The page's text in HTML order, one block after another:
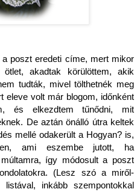
poszt eredeti címe, mert mikor
akadtak körülöttem, akik
tudták, mivel tölthetnék meg
eleve volt már blogom, időnként
és elkezdtem tűnődni, mit
De aztán önálló útra keltek
mellé odakerült a Hogyan? is,
ami eszembe jutott, ha
így módosult a poszt
(Lesz szó a miről-
inkább szempontokkal